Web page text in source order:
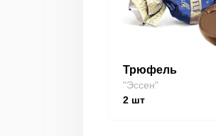
Трюфель
"Эссен"
2 шт